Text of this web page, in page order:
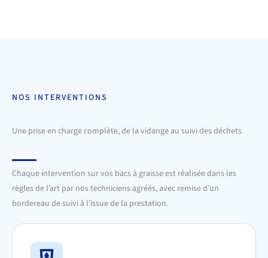
NOS INTERVENTIONS
Une prise en charge complète, de la vidange au suivi des déchets
Chaque intervention sur vos bacs à graisse est réalisée dans les
règles de l’art par nos techniciens agréés, avec remise d’un
bordereau de suivi à l’issue de la prestation.